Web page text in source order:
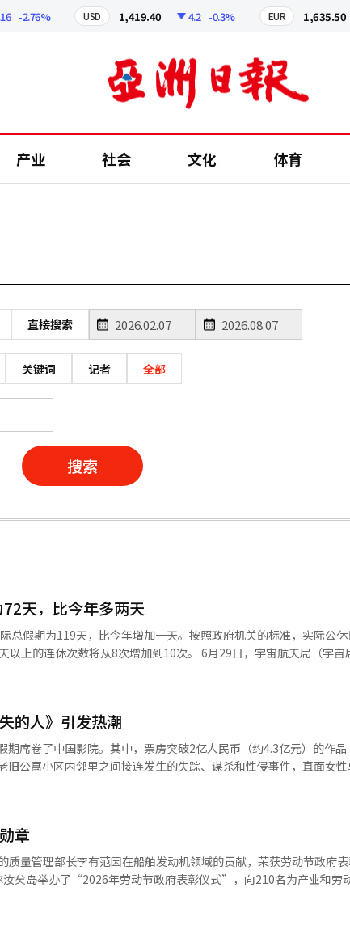
-2.76% USD 1,419.40 4.2 -0.3% EUR 1,635.50
产业 社会 文化 体育
直接搜索
关键词 记者 全部
搜索
天，比今年多两天
总假期为119天，比今年增加一天。按照政府机关的标准，实际公休
以上的连休次数将从8次增加到10次。 6月29日，宇宙航天局（宇宙
法要项》。 2027年日历中，标记为红色的政府公休日包括52个星期
日72天加上52个星期六，总共可以休息124天。然而，春节假期的第
日（7月17日）、韩文日（10月9日）、圣诞节（12月25日）与星期
天增加了一天。 根据五天工作制的标准，三天以上的连休总共有
△2月27日至3月1日 △5月1日至3日 △7月17日至19日 △8月14日
9日至11日 △12月25日至27日。今年的三天以上连休为8次，增加
日（星期三）、寒食节在4月6日（星期二）。初伏在7月20日（星
9日（星期一）。※ 本报道经人工智能（AI）系统翻译与编辑。
的人》引发热潮
期席卷了中国影院。其中，票房突破2亿人民币（约4.3亿元）的作
旧公寓小区内邻里之间接连发生的失踪、谋杀和性侵事件，直面女
问题。影片紧张地描绘了现代人沉默与冷漠所带来的悲剧。 电影以四个故事线同
露出裂痕。 起初看似毫无关联的四个家庭事件，通过微妙的伏
片始终不轻易揭示谁是儿童绑架者和性侵者，观众不断对所有角色
犯罪推理小说家贝克邦（贝克邦）的2022年作品
性水生生物，外表看似温和如花，但内部却藏有毒刺，象征着看似普
章
质量管理部长李有范因在船舶发动机领域的贡献，荣获劳动节政府
汝矣岛举办了“2026年劳动节政府表彰仪式”，向210名为产业和劳
彰。劳动节政府表彰每年颁发给在产业现场辛勤工作的劳动者和工会